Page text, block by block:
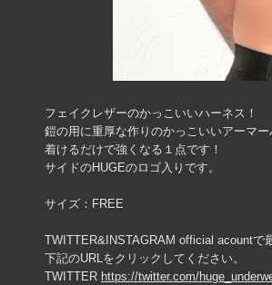
フェイクレザーのかっこいいハーネス！
鎧の用に重厚な作りのかっこいいアーマー
着けるだけで強くなる１点です！
サイドのHUGEのロゴ入りです。
サイズ：FREE
TWITTER&INSTAGRAM official acountで
下記のURLをクリックしてください。
TWITTER https://twitter.com/